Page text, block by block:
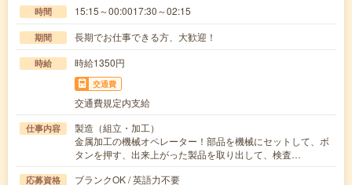
時間 15:15～00:0017:30～02:15
期間 長期でお仕事できる方、大歓迎！
時給 時給1350円
交通費
交通費規定内支給
仕事内容
製造（組立・加工）
金属加工の機械オペレーター！部品を機械にセットして、ボ
タンを押す、出来上がった製品を取り出して、検査…
応募資格
ブランクOK / 英語力不要